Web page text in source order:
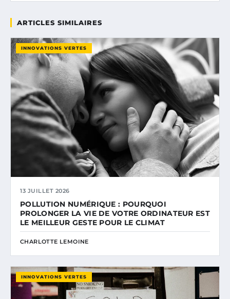
ARTICLES SIMILAIRES
INNOVATIONS VERTES
13 JUILLET 2026
POLLUTION NUMÉRIQUE : POURQUOI
PROLONGER LA VIE DE VOTRE ORDINATEUR EST
LE MEILLEUR GESTE POUR LE CLIMAT
CHARLOTTE LEMOINE
INNOVATIONS VERTES